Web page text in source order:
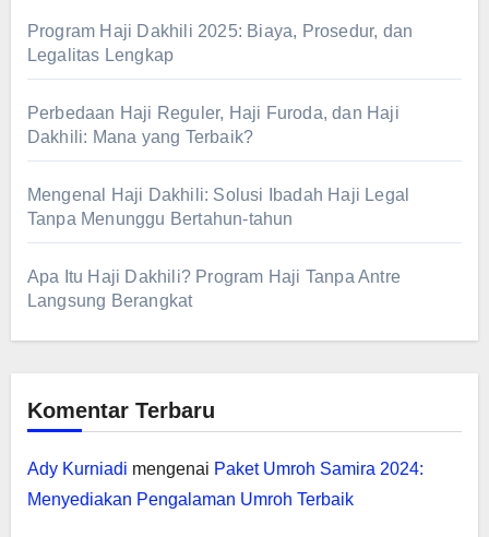
Program Haji Dakhili 2025: Biaya, Prosedur, dan
Legalitas Lengkap
Perbedaan Haji Reguler, Haji Furoda, dan Haji
Dakhili: Mana yang Terbaik?
Mengenal Haji Dakhili: Solusi Ibadah Haji Legal
Tanpa Menunggu Bertahun-tahun
Apa Itu Haji Dakhili? Program Haji Tanpa Antre
Langsung Berangkat
Komentar Terbaru
Ady Kurniadi mengenai Paket Umroh Samira 2024:
Menyediakan Pengalaman Umroh Terbaik